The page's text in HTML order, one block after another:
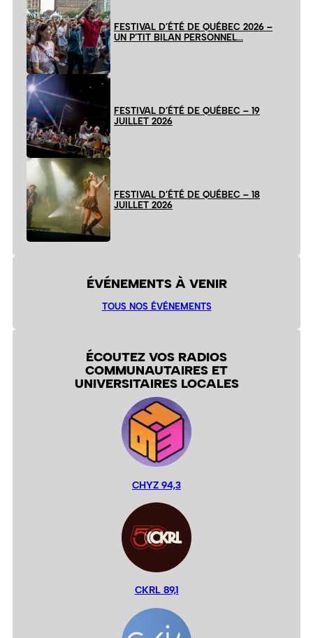
FESTIVAL D’ÉTÉ DE QUÉBEC 2026 –
UN P’TIT BILAN PERSONNEL…
FESTIVAL D’ÉTÉ DE QUÉBEC – 19
JUILLET 2026
FESTIVAL D’ÉTÉ DE QUÉBEC – 18
JUILLET 2026
ÉVÉNEMENTS À VENIR
TOUS NOS ÉVÉNEMENTS
ÉCOUTEZ VOS RADIOS
COMMUNAUTAIRES ET
UNIVERSITAIRES LOCALES
CHYZ 94,3
CKRL 89,1